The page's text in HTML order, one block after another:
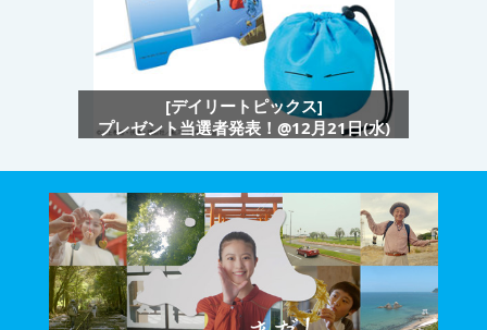
[デイリートピックス]
プレゼント当選者発表！@12月21日(水)